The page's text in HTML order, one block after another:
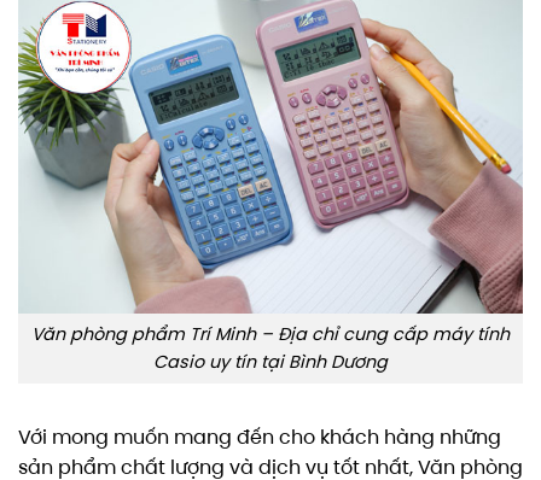
Văn phòng phẩm Trí Minh – Địa chỉ cung cấp máy tính
Casio uy tín tại Bình Dương
Với mong muốn mang đến cho khách hàng những
sản phẩm chất lượng và dịch vụ tốt nhất, Văn phòng